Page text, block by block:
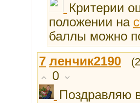
Критерии
положении на
баллы можно
7 ленчик2190
0
Поздравляю